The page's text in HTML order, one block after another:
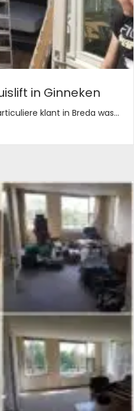
in Ginneken
klant in Breda was…